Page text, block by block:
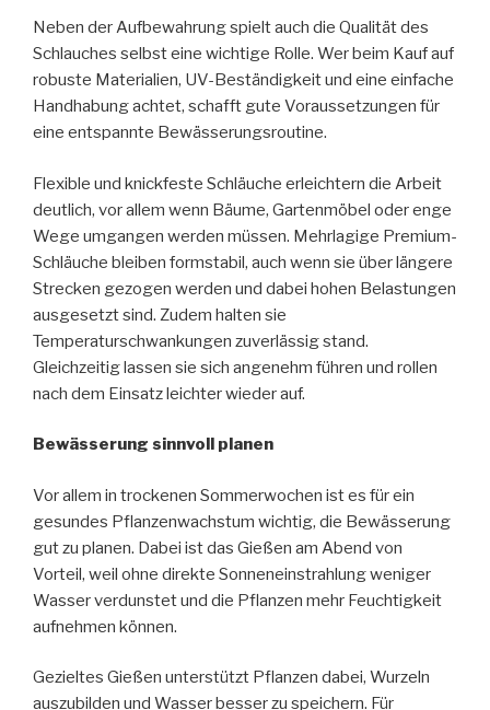
Neben der Aufbewahrung spielt auch die Qualität des
Schlauches selbst eine wichtige Rolle. Wer beim Kauf auf
robuste Materialien, UV-Beständigkeit und eine einfache
Handhabung achtet, schafft gute Voraussetzungen für
eine entspannte Bewässerungsroutine.
Flexible und knickfeste Schläuche erleichtern die Arbeit
deutlich, vor allem wenn Bäume, Gartenmöbel oder enge
Wege umgangen werden müssen. Mehrlagige Premium-
Schläuche bleiben formstabil, auch wenn sie über längere
Strecken gezogen werden und dabei hohen Belastungen
ausgesetzt sind. Zudem halten sie
Temperaturschwankungen zuverlässig stand.
Gleichzeitig lassen sie sich angenehm führen und rollen
nach dem Einsatz leichter wieder auf.
Bewässerung sinnvoll planen
Vor allem in trockenen Sommerwochen ist es für ein
gesundes Pflanzenwachstum wichtig, die Bewässerung
gut zu planen. Dabei ist das Gießen am Abend von
Vorteil, weil ohne direkte Sonneneinstrahlung weniger
Wasser verdunstet und die Pflanzen mehr Feuchtigkeit
aufnehmen können.
Gezieltes Gießen unterstützt Pflanzen dabei, Wurzeln
auszubilden und Wasser besser zu speichern. Für